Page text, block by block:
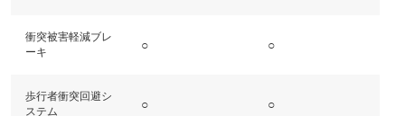
衝突被害軽減ブレ
ーキ
○ ○
歩行者衝突回避シ
ステム
○ ○